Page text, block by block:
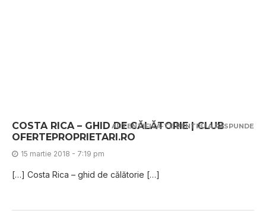
COSTA RICA – GHID DE CĂLĂTORIE | CLUB
OFERTEPROPRIETARI.RO
15 martie 2018 - 7:19 pm
[…] Costa Rica – ghid de călătorie […]
AUTENTIFICĂ-TE PENTRU A RĂSPUNDE